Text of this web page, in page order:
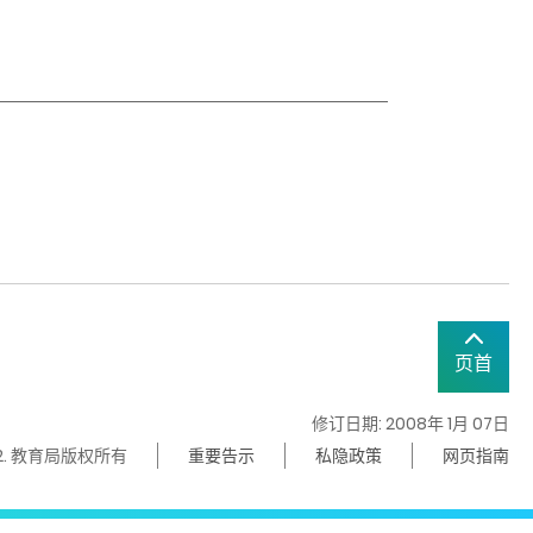
页首
修订日期: 2008年 1月 07日
教育局版权所有
重要告示 私隐政策 网页指南